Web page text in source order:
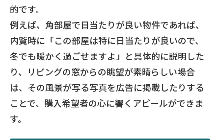
的です。
例えば、角部屋で日当たりが良い物件であれば、
内覧時に「この部屋は特に日当たりが良いので、
冬でも暖かく過ごせますよ」と具体的に説明した
り、リビングの窓からの眺望が素晴らしい場合
は、その風景が写る写真を広告に掲載したりする
ことで、購入希望者の心に響くアピールができま
す。